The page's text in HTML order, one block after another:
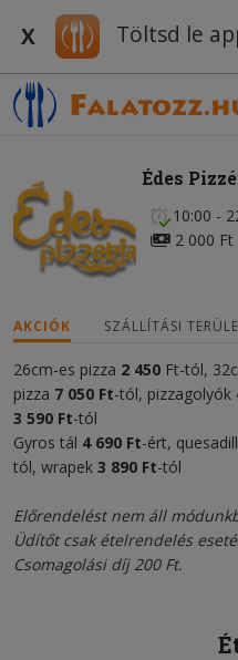
X Töltsd le
Édes
10:00 -
2 000 Ft
AKCIÓK SZÁLLÍTÁSI
26cm-es pizza 2 450 Ft-tól,
pizza 7 050 Ft-tól, pizzagolyók
3 590 Ft-tól
Gyros tál 4 690 Ft-ért,
tól, wrapek 3 890 Ft-tól
Előrendelést nem áll
Üdítőt csak ételrendelés
Csomagolási díj 200 Ft.